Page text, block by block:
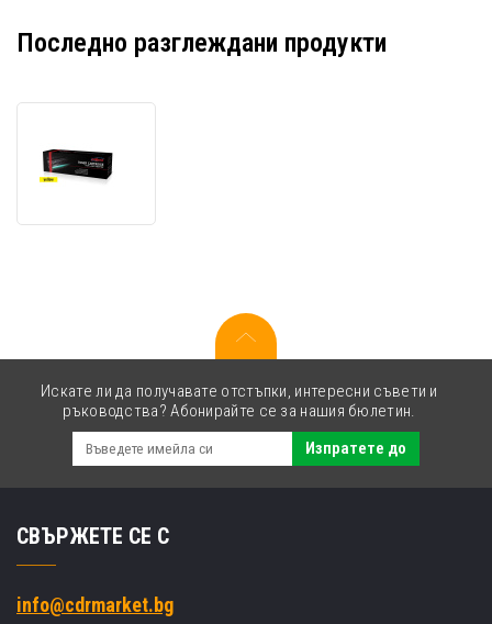
Последно разглеждани продукти
за
Искате ли да получавате отстъпки, интересни съвети и
ръководства? Абонирайте се за нашия бюлетин.
Изпратете до
СВЪРЖЕТЕ СЕ С
info@cdrmarket.bg